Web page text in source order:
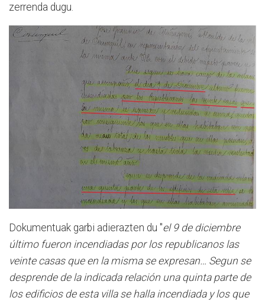
zerrenda dugu.
Dokumentuak garbi adierazten du "el 9 de diciembre
último fueron incendiadas por los republicanos las
veinte casas que en la misma se expresan… Segun se
desprende de la indicada relación una quinta parte de
los edificios de esta villa se halla incendiada y los que